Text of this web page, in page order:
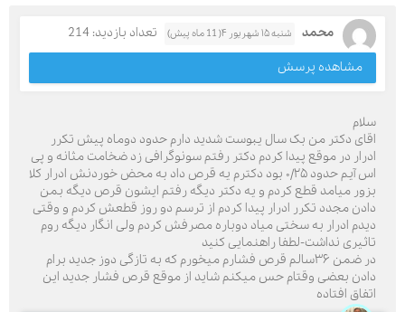
محمد شنبه ۱۵ شهریور ۴( 11 ماه پیش)
تعداد بازدید: 214
مشاهده پرسش
سلام
اقای دکتر من بک سال یبوست شدید دارم حدود دوماه پیش تکرر
ادرار در موقع پیدا کردم دکتر رفتم سونوگرافی زد ضخامت مثانه و پی
اس آیم حدود ۰/۲۵ بود دکترم یه قرص داد به محض خوردنش ادرار کلا
بزور میامد قطع کردم و یه دکتر دیگه رفتم ایشون قرص دیگه بمن
دادن مجدد تکرر ادرار پیدا کردم از ترسم دو روز قطعش کردم و وقتی
دیدم ادرار به سختی میاد دوباره مصرفش کردم ولی انگار دیگه روم
تاثیری نداشت-لطفا راهنمایی کنید
در ضمن ۳۶سالم قرص فشارم میخورم که به تازگی دوز جدید برام
دادن بعضی وقتام حس میکنم شاید از موقع قرص فشار جدید این
اتفاق افتاده